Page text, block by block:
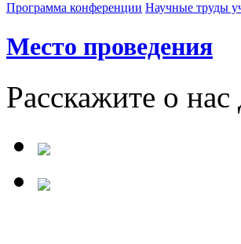
Программа конференции Научные труды
Место проведения
Расскажите о